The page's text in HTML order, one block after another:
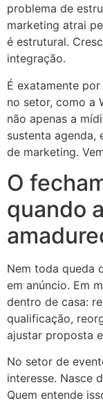
problema de
marketing atrai
é estrutural.
integração.
É exatamente
no setor, como a
não apenas a
sustenta agenda,
de marketing.
O
quando
Nem toda queda
em anúncio. Em
dentro de casa:
qualificação,
ajustar proposta
No setor de
interesse. Nasce
Quem entende